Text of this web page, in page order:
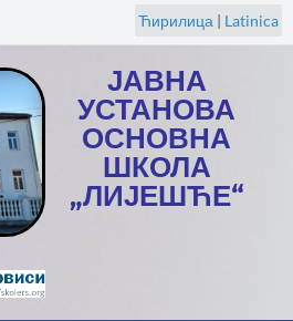
Ћирилица | Latinica
ЈАВНА
УСТАНОВА
ОСНОВНА
ШКОЛА
„ЛИЈЕШЋЕ“